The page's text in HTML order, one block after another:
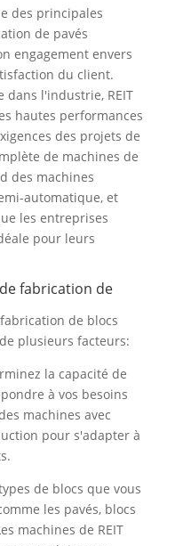
des principales
de pavés
engagement envers
du client.
dans l'industrie, REIT
hautes performances
des projets de
de machines de
des machines
automatique, et
les entreprises
pour leurs
fabrication de
de blocs
plusieurs facteurs:
la capacité de
à vos besoins
machines avec
pour s'adapter à
de blocs que vous
les pavés, blocs
machines de REIT